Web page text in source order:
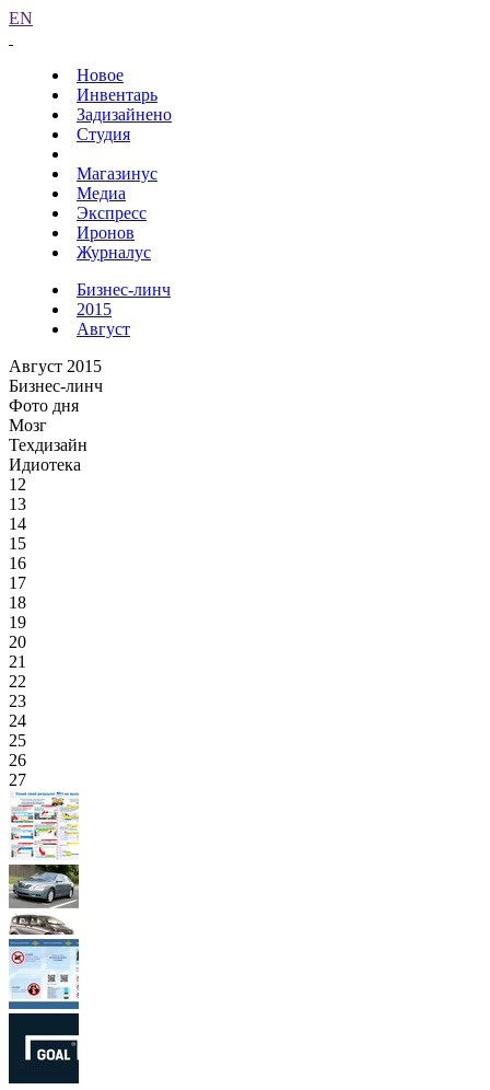
EN
Новое
Инвентарь
Задизайнено
Студия
Магазинус
Медиа
Экспресс
Иронов
Журналус
Бизнес-линч
2015
Август
Август 2015
Бизнес-линч
Фото дня
Мозг
Техдизайн
Идиотека
12
13
14
15
16
17
18
19
20
21
22
23
24
25
26
27